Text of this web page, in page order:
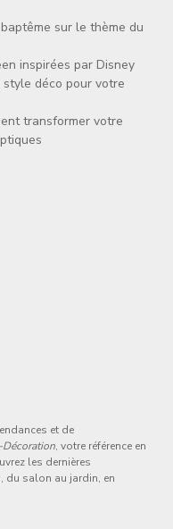
sur le thème du
inspirées par Disney
déco pour votre
transformer votre
et de
, votre référence en
les dernières
du salon au jardin, en